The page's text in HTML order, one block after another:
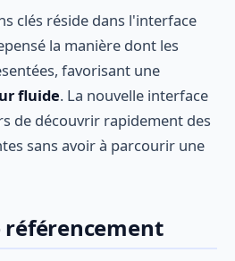
clés réside dans l'interface
la manière dont les
favorisant une
fluide. La nouvelle interface
de découvrir rapidement des
sans avoir à parcourir une